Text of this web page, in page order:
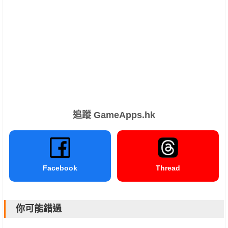
追蹤 GameApps.hk
Facebook Thread
你可能錯過